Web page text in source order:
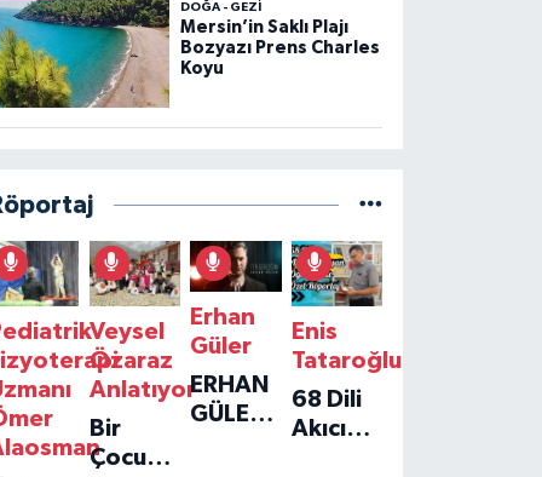
DOĞA - GEZI
Mersin’in Saklı Plajı
Bozyazı Prens Charles
Koyu
Veysel
Özaraz
Anlatıyor
Bir
Çocuğun
Erhan
Güler
ERHAN
GÜLER'IN
Enis
Tataroğlu
68 Dili
Akıcı